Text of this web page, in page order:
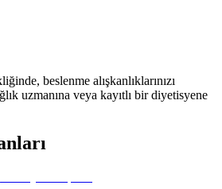
beslenme alışkanlıklarınızı
uzmanına veya kayıtlı bir diyetisyene